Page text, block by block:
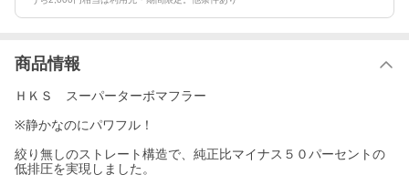
商品情報
ＨＫＳ スーパーターボマフラー
※静かなのにパワフル！
絞り無しのストレート構造で、純正比マイナス５０パーセントの
低排圧を実現しました。